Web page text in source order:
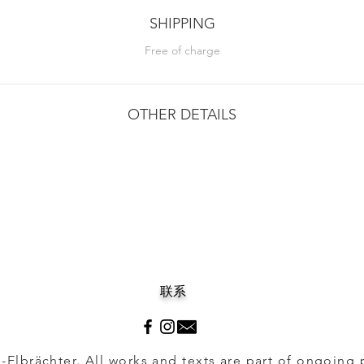
SHIPPING
Free of charge
OTHER DETAILS
联系
Elbrächter. All works and texts are part of ongoing